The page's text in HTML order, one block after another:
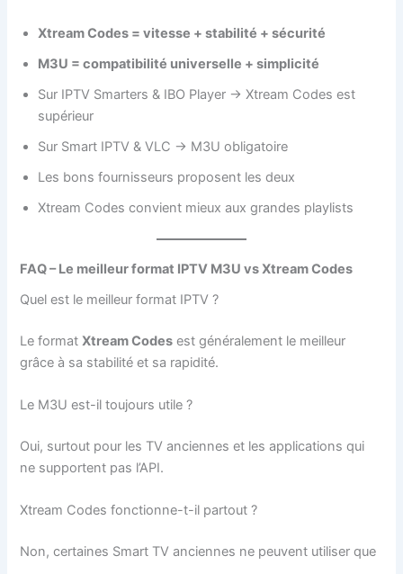
Xtream Codes = vitesse + stabilité + sécurité
M3U = compatibilité universelle + simplicité
Sur IPTV Smarters & IBO Player → Xtream Codes est
supérieur
Sur Smart IPTV & VLC → M3U obligatoire
Les bons fournisseurs proposent les deux
Xtream Codes convient mieux aux grandes playlists
FAQ – Le meilleur format IPTV M3U vs Xtream Codes
Quel est le meilleur format IPTV ?
Le formatXtream Codes est généralement le meilleur
grâce à sa stabilité et sa rapidité.
Le M3U est-il toujours utile ?
Oui, surtout pour les TV anciennes et les applications qui
ne supportent pas l’API.
Xtream Codes fonctionne-t-il partout ?
Non, certaines Smart TV anciennes ne peuvent utiliser que